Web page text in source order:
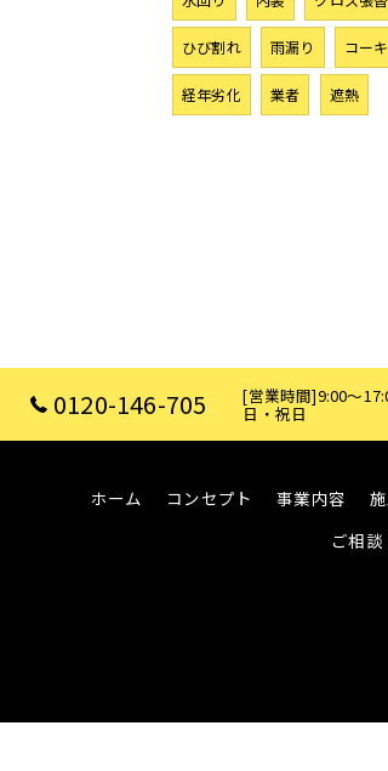
ひび割れ 雨漏り コー
経年劣化 業者 遮熱
0120-146-705 [営業時間]9:00～
日・祝日
ホーム コンセプト 事業内容
ご相談